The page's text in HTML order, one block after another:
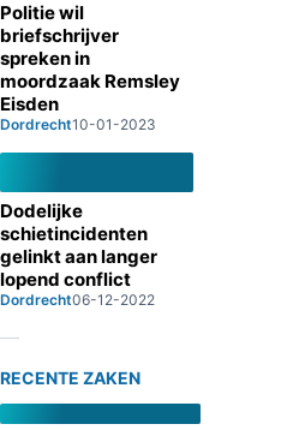
Politie wil
briefschrijver
spreken in
moordzaak Remsley
Eisden
Dordrecht10-01-2023
Dodelijke
schietincidenten
gelinkt aan langer
lopend conflict
Dordrecht06-12-2022
RECENTE ZAKEN